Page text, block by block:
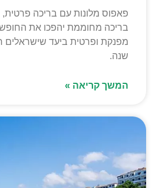
פאפוס מלונות עם בריכה פרטית,
בריכה מחוממת יהפכו את
מפנקת ופרטית ביעד שישראלים
שנה.
המשך קריאה »